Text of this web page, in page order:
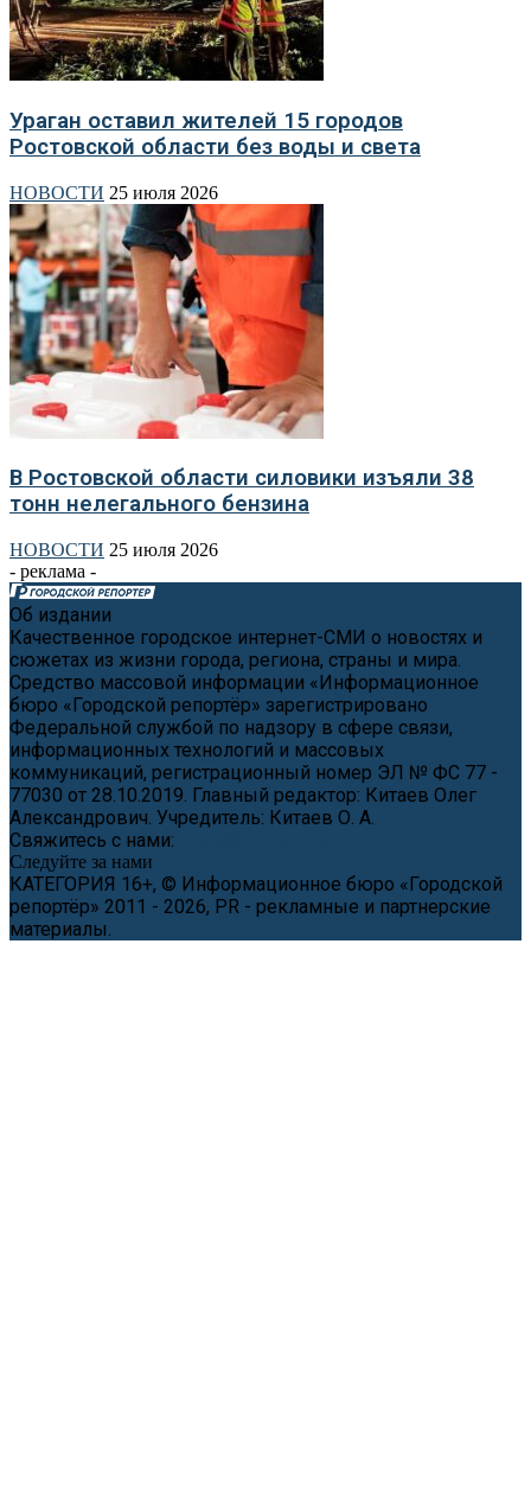
Ураган оставил жителей 15 городов
Ростовской области без воды и света
НОВОСТИ 25 июля 2026
В Ростовской области силовики изъяли 38
тонн нелегального бензина
НОВОСТИ 25 июля 2026
- реклама -
Об издании
Качественное городское интернет-СМИ о новостях и
сюжетах из жизни города, региона, страны и мира.
Средство массовой информации «Информационное
бюро «Городской репортёр» зарегистрировано
Федеральной службой по надзору в сфере связи,
информационных технологий и массовых
коммуникаций, регистрационный номер ЭЛ № ФС 77 -
77030 от 28.10.2019. Главный редактор: Китаев Олег
Александрович. Учредитель: Китаев О. А.
Свяжитесь с нами:
Следуйте за нами
КАТЕГОРИЯ 16+, © Информационное бюро «Городской
репортёр» 2011 - 2026, PR - рекламные и партнерские
материалы.